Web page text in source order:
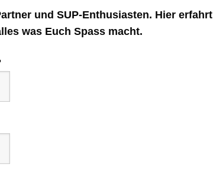
und SUP-Enthusiasten. Hier erfahrt
was Euch Spass macht.